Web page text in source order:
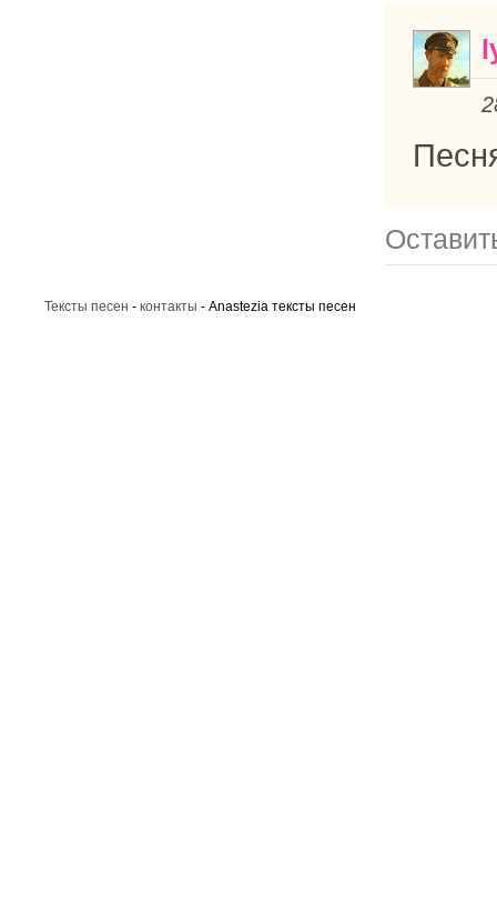
Тексты песен - контакты - Anastezia тексты песен